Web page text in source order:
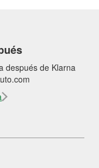
después de Klarna